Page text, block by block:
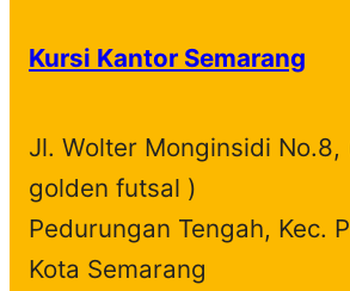
Kursi Kantor Semarang
Jl. Wolter Monginsidi No.8,
golden futsal )
Pedurungan Tengah, Kec.
Kota Semarang